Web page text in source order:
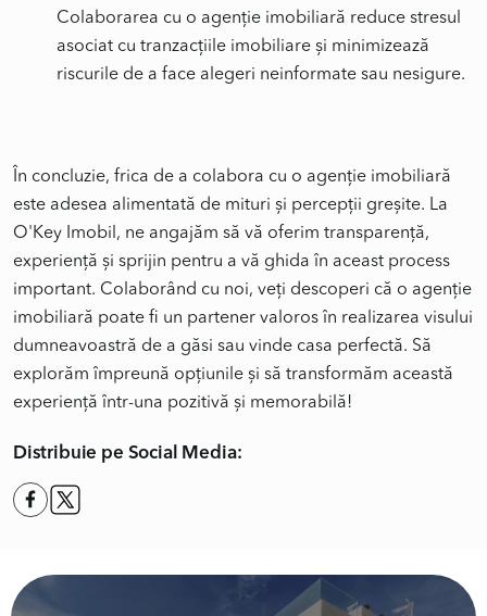
Colaborarea cu o agenție imobiliară reduce stresul
asociat cu tranzacțiile imobiliare și minimizează
riscurile de a face alegeri neinformate sau nesigure.
În concluzie, frica de a colabora cu o agenție imobiliară
este adesea alimentată de mituri și percepții greșite. La
O'Key Imobil, ne angajăm să vă oferim transparență,
experiență și sprijin pentru a vă ghida în aceast process
important. Colaborând cu noi, veți descoperi că o agenție
imobiliară poate fi un partener valoros în realizarea visului
dumneavoastră de a găsi sau vinde casa perfectă. Să
explorăm împreună opțiunile și să transformăm această
experiență într-una pozitivă și memorabilă!
Distribuie pe Social Media: